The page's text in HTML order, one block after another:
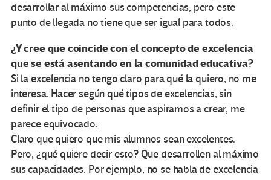
desarrollar al máximo sus competencias, pero este
punto de llegada no tiene que ser igual para todos.
¿Y cree que coincide con el concepto de excelencia
que se está asentando en la comunidad educativa?
Si la excelencia no tengo claro para qué la quiero, no me
interesa. Hacer según qué tipos de excelencias, sin
definir el tipo de personas que aspiramos a crear, me
parece equivocado.
Claro que quiero que mis alumnos sean excelentes.
Pero, ¿qué quiere decir esto? Que desarrollen al máximo
sus capacidades. Por ejemplo, no se habla de excelencia